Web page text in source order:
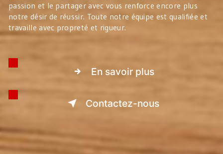
passion et le partager avec vous renforce encore plus
notre désir de réussir. Toute notre équipe est qualifiée et
travaille avec propreté et rigueur.
En savoir plus
Contactez-nous